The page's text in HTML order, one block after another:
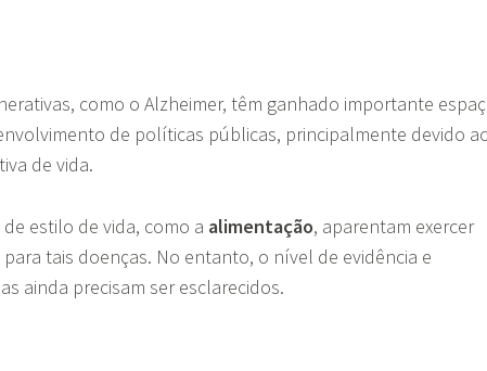
como o Alzheimer, têm ganhado importante
de políticas públicas, principalmente devido
de vida.
estilo de vida, como a alimentação, aparentam exercer
tais doenças. No entanto, o nível de evidência e
ainda precisam ser esclarecidos.